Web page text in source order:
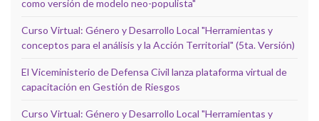
como versión de modelo neo-populista"
Curso Virtual: Género y Desarrollo Local "Herramientas y
conceptos para el análisis y la Acción Territorial" (5ta. Versión)
El Viceministerio de Defensa Civil lanza plataforma virtual de
capacitación en Gestión de Riesgos
Curso Virtual: Género y Desarrollo Local "Herramientas y